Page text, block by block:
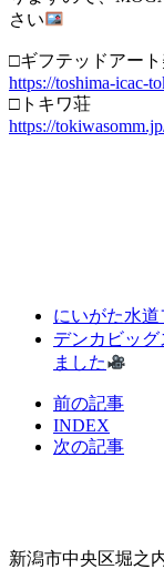
さい
□ギフテッドアー
https://toshima-icac-
□トキワ荘
https://
にいがた水道
デンカビッ
ました
前の記事
INDEX
次の記事
新潟市中央区堀之